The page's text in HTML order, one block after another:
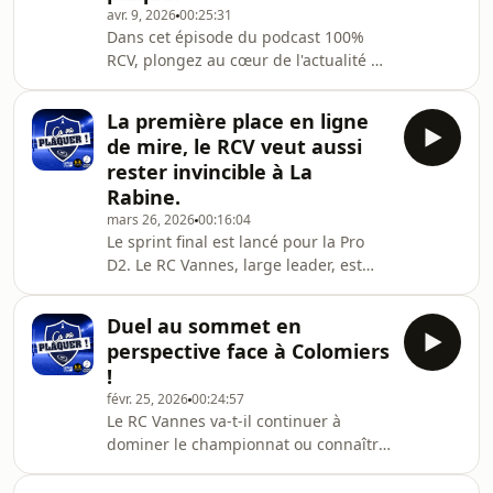
avr. 9, 202600:25:31
Dans cet épisode du podcast 100%
RCV, plongez au cœur de l'actualité du
Ouest-France. Avec la présence
exceptionnelle de l'ancien joueur de
Vannes, Jérémie Abiven, découvrez les
secrets de la saison impressionnante
des vannetais qui marque la Pro D2
de son empreinte.
La première place en ligne
de mire, le RCV veut aussi
rester invincible à La
Rabine.
mars 26, 202600:16:04
Le sprint final est lancé pour la Pro
D2. Le RC Vannes, large leader, est
derniers matches de saison régulière
? On en débat cette semaine.
Duel au sommet en
perspective face à Colomiers
!
févr. 25, 202600:24:57
Le RC Vannes va-t-il continuer à
dominer le championnat ou connaître